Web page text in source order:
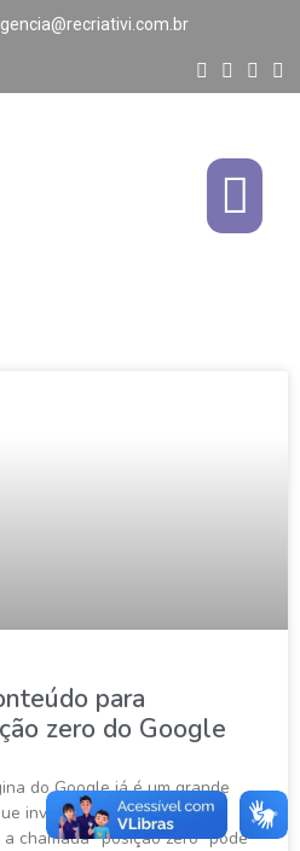
para
zero do Google
do Google já é um grande
investem em marketing
chamada “posição zero” pode